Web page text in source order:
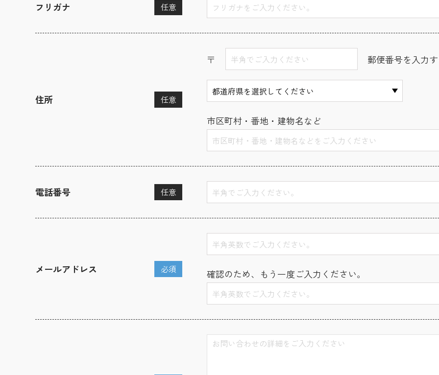
フリガナ 任意
住所 任意
〒 郵便番号を入力
市区町村・番地・建物名など
電話番号 任意
メールアドレス 必須 確認のため、もう一度ご入力ください。